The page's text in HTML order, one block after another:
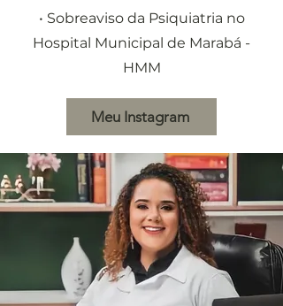
• Sobreaviso da Psiquiatria no
Hospital Municipal de Marabá -
HMM
Meu Instagram